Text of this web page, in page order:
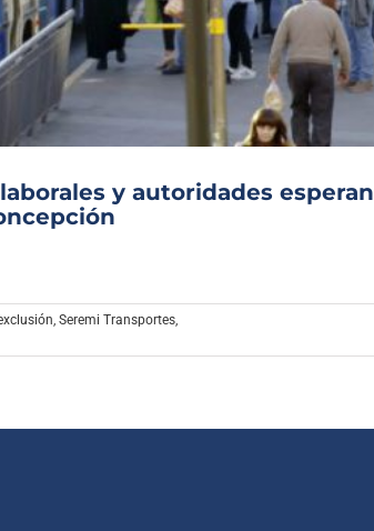
Archivo Sonoro
y autoridades esperan
, Seremi Transportes,